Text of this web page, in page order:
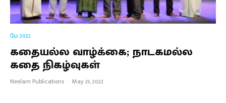
மே 2022
கதையல்ல வாழ்க்கை; நாடகமல்ல
கதை நிகழ்வுகள்
Neelam Publications · May 25, 2022